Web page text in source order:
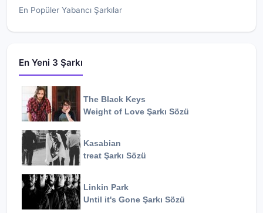
En Popüler Yabancı Şarkılar
En Yeni 3 Şarkı
The Black Keys
Weight of Love Şarkı Sözü
Kasabian
treat Şarkı Sözü
Linkin Park
Until it's Gone Şarkı Sözü